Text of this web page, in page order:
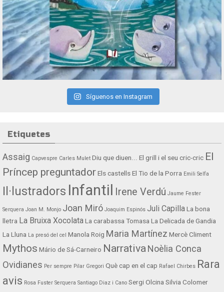
Síguenos en Instagram
Etiquetes
Assaig Capvespre Carles Mulet Diu que diuen... El grill i el seu cric-cric El
Príncep preguntadorEls castellsEl Tio de la Porra Emili Selfa
Il·lustradors Infantil Irene Verdú Jaume Fester
Serquera Joan M. Monjo Joan Miró Joaquim Espinós Juli Capilla La bona
lletra La Bruixa Xocolata La carabassa Tomasa La Delicada de Gandia
La Lluna La presó del cel Manola Roig Maria Martínez Mercè Climent
Mythos Mário de Sá-Carneiro Narrativa Noèlia Conca
Ovidianes Per sempre Pilar Gregori Què cap en el cap Rafael Chirbes Rara
avis Rosa Fuster Serquera Santiago Diaz i Cano Sergi Olcina Silvia Colomer